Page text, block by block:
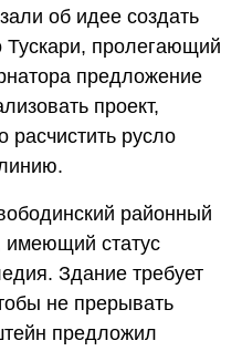
об идее создать
пролегающий
предложение
проект,
расчистить русло
районный
имеющий статус
Здание требует
не прерывать
предложил